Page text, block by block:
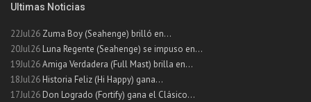
Ultimas Noticias
22Jul26 Zuma Boy (Seahenge) brilló en...
20Jul26 Luna Regente (Seahenge) se impuso en...
19Jul26Amiga Verdadera (Full Mast) brilla en...
18Jul26 Historia Feliz (Hi Happy) gana...
17Jul26 Don Logrado (Fortify) gana el Clásico...